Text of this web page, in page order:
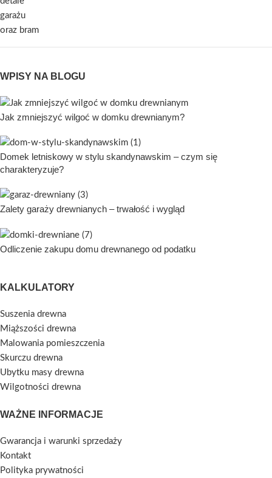
WPISY NA BLOGU
Jak zmniejszyć wilgoć w domku drewnianym?
Domek letniskowy w stylu skandynawskim – czym się
charakteryzuje?
Zalety garaży drewnianych – trwałość i wygląd
Odliczenie zakupu domu drewnanego od podatku
KALKULATORY
Suszenia drewna
Miąższości drewna
Malowania pomieszczenia
Skurczu drewna
Ubytku masy drewna
Wilgotności drewna
WAŻNE INFORMACJE
Gwarancja i warunki sprzedaży
Kontakt
Polityka prywatności